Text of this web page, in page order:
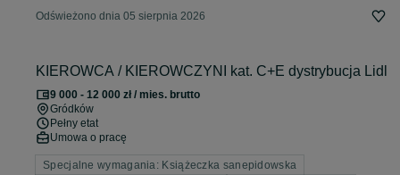
Odświeżono dnia 05 sierpnia 2026
KIEROWCA / KIEROWCZYNI kat. C+E dystrybucja Lidl
9 000 - 12 000 zł / mies. brutto
Gródków
Pełny etat
Umowa o pracę
Specjalne wymagania: Książeczka sanepidowska